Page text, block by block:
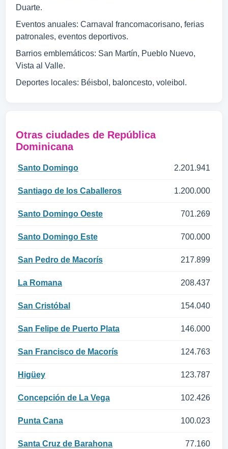
Duarte.
Eventos anuales: Carnaval francomacorisano, ferias
patronales, eventos deportivos.
Barrios emblemáticos: San Martín, Pueblo Nuevo,
Vista al Valle.
Deportes locales: Béisbol, baloncesto, voleibol.
Otras ciudades de República
Dominicana
Santo Domingo 2.201.941
Santiago de los Caballeros 1.200.000
Santo Domingo Oeste 701.269
Santo Domingo Este 700.000
San Pedro de Macorís 217.899
La Romana 208.437
San Cristóbal 154.040
San Felipe de Puerto Plata 146.000
San Francisco de Macorís 124.763
Higüey 123.787
Concepción de La Vega 102.426
Punta Cana 100.023
Santa Cruz de Barahona 77.160